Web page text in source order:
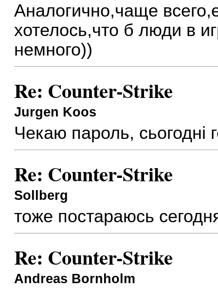
Аналогично,чаще
хотелось,что б люди в
немного))
Re: Counter-Strike
Jurgen Koos
Чекаю пароль, сьогодні
Re: Counter-Strike
Sollberg
тоже постараюсь
Re: Counter-Strike
Andreas Bornholm